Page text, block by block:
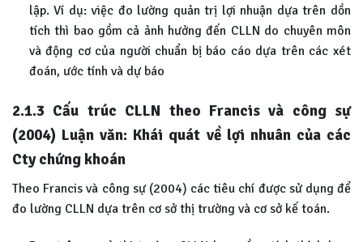
lập. Ví dụ: việc đo lường quản trị lợi nhuận dựa trên dồn
tích thì bao gồm cả ảnh hưởng đến CLLN do chuyên môn
và động cơ của người chuẩn bị báo cáo dựa trên các xét
đoán, ước tính và dự báo
2.1.3 Cấu trúc CLLN theo Francis và công sự
(2004) Luận văn: Khái quát về lợi nhuân của các
Cty chứng khoán
Theo Francis và công sự (2004) các tiêu chí được sử dụng để
đo lường CLLN dựa trên cơ sở thị trường và cơ sở kế toán.